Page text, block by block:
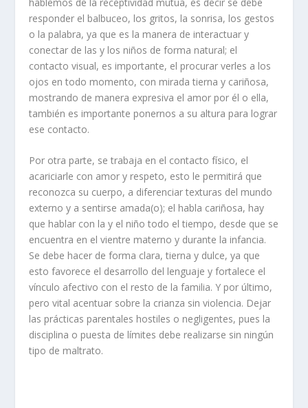
responder el balbuceo, los gritos, la sonrisa, los gestos
o la palabra, ya que es la manera de interactuar y
conectar de las y los niños de forma natural; el
contacto visual, es importante, el procurar verles a los
ojos en todo momento, con mirada tierna y cariñosa,
mostrando de manera expresiva el amor por él o ella,
también es importante ponernos a su altura para lograr
ese contacto.
Por otra parte, se trabaja en el contacto físico, el
acariciarle con amor y respeto, esto le permitirá que
reconozca su cuerpo, a diferenciar texturas del mundo
externo y a sentirse amada(o); el habla cariñosa, hay
que hablar con la y el niño todo el tiempo, desde que se
encuentra en el vientre materno y durante la infancia.
Se debe hacer de forma clara, tierna y dulce, ya que
esto favorece el desarrollo del lenguaje y fortalece el
vínculo afectivo con el resto de la familia. Y por último,
pero vital acentuar sobre la crianza sin violencia. Dejar
las prácticas parentales hostiles o negligentes, pues la
disciplina o puesta de límites debe realizarse sin ningún
tipo de maltrato.